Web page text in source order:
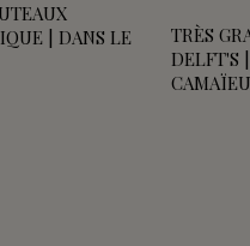
| DANS LE
TRÈS
DELFT'S